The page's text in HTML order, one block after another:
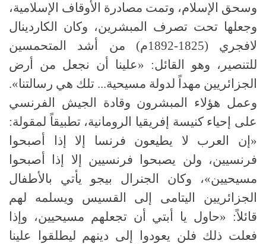
وسحق الإسلام، وتمت مصادرة الأوقاف الإسلامية،
وجعلها تحت تصرف المبشرين، وكان الكاردينال
لافجري (1825-1892م) من أشد المتحمسين
للتنصير، وهو القائل: «علينا أن نجعل من أرض
الجزائريين مهداً لدولة مسيحية... تلك هي رسالتنا».
وعمل هؤلاء المبشرون وقادة الجيش الفرنسي
على إحياء كنيسة إفريقيا الرومانية، تطبيقاً لمقولة:
«إن العرب لا يطيعون فرنسا إلا إذا أصبحوا
فرنسيين، ولن يصبحوا فرنسيين إلا إذا أصبحوا
مسيحيين»، وكان الجنرال بيجو يأتي بالأطفال
الجزائريين اليتامى إلى القسيس ويسلمه لهم
قائلاً: «حاول يا أبتي أن تجعلهم مسيحيين، وإذا
فعلت ذلك فلن يعودوا إلى دينهم ليطلقوا علينا